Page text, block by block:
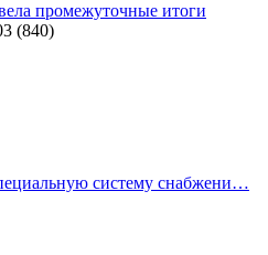
промежуточные итоги
(840)
систему снабжени…